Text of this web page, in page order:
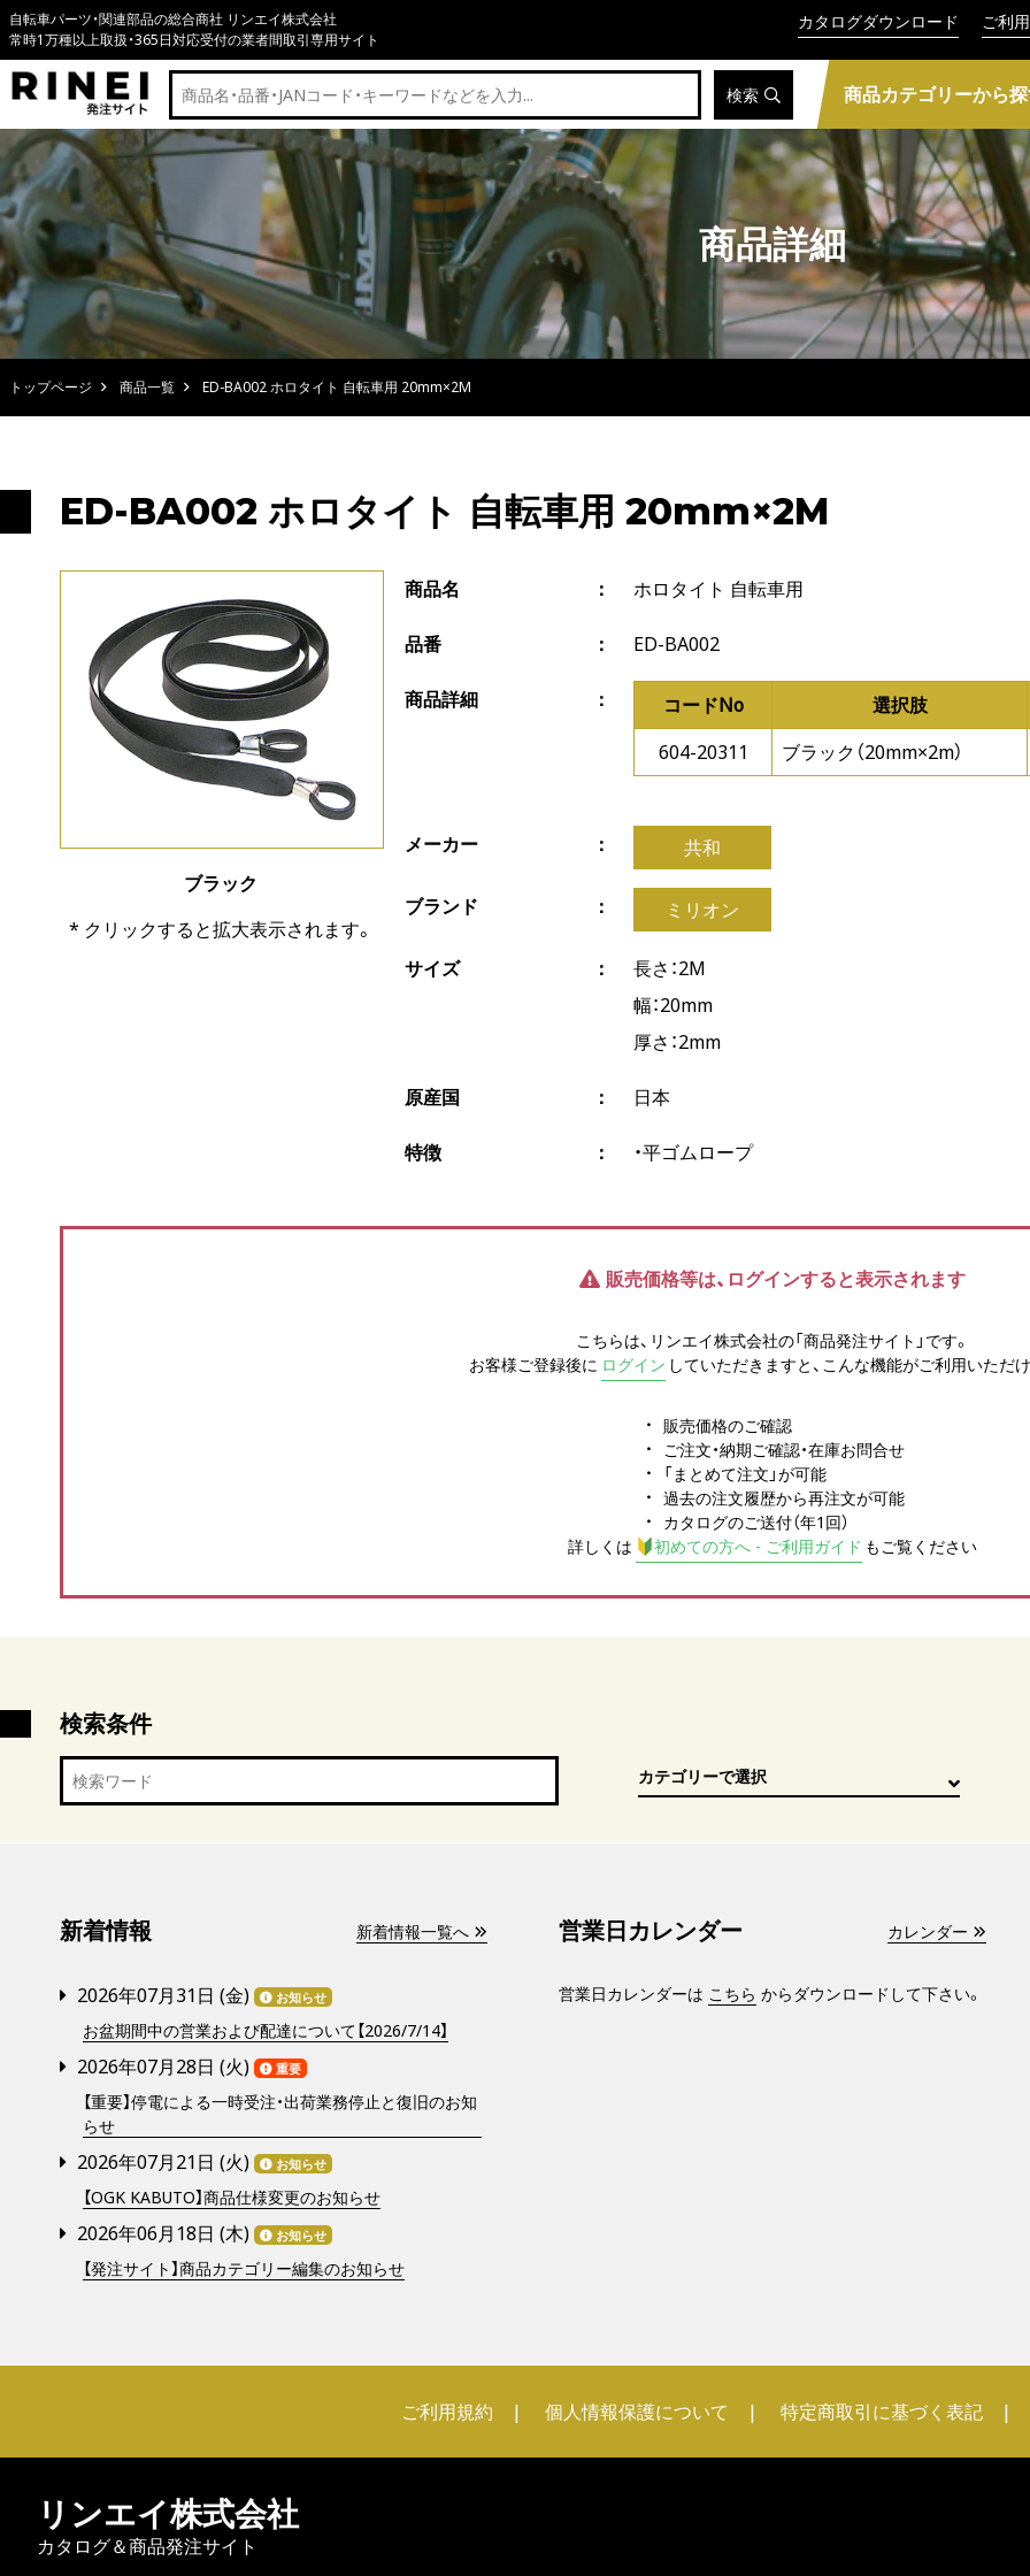
自転車パーツ・関連部品の総合商社 リンエイ株式会社
常時1万種以上取扱・365日対応受付の業者間取引専用サイト
カタログダウンロード ご利
検索 商品カテゴリーから
商品詳細
トップページ 商品一覧 ED-BA002 ホロタイト 自転車用 20mm×2M
ED-BA002 ホロタイト 自転車用 20mm×2M
ブラック
* クリックすると拡大表示されます。
商品名 ホロタイト 自転車用
品番 ED-BA002
商品詳細 コードNo
選択肢
604-20311
ブラック（20mm×2m）
メーカー 共和
ブランド ミリオン
サイズ
長さ：2M
幅：20mm
厚さ：2mm
原産国 日本
特徴 ・平ゴムロープ
販売価格等は、ログインすると表示されます
こちらは、リンエイ株式会社の「商品発注サイト」です。
お客様ご登録後に ログイン していただきますと、こんな機能がご利用いただ
販売価格のご確認
ご注文・納期ご確認・在庫お問合せ
「まとめて注文」が可能
過去の注文履歴から再注文が可能
カタログのご送付（年1回）
詳しくは
初めての方へ - ご利用ガイド もご覧ください
検索条件
新着情報 新着情報一覧へ
2026年07月31日 (金) お知らせ
お盆期間中の営業および配達について【2026/7/14】
2026年07月28日 (火) 重要
【重要】停電による一時受注・出荷業務停止と復旧のお知
らせ
2026年07月21日 (火) お知らせ
【OGK KABUTO】商品仕様変更のお知らせ
2026年06月18日 (木) お知らせ
【発注サイト】商品カテゴリー編集のお知らせ
営業日カレンダー カレンダー
営業日カレンダーは こちら からダウンロードして下さい。
ご利用規約 個人情報保護について 特定商取引に基づく表記
リンエイ株式会社
カタログ＆商品発注サイト